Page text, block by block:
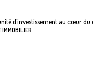
d’investissement au cœur
IMMOBILIER